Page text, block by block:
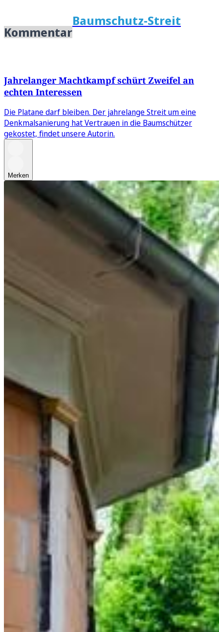
Kommentar
Baumschutz-Streit
Jahrelanger Machtkampf schürt Zweifel an
echten Interessen
Die Platane darf bleiben. Der jahrelange Streit um eine
Denkmalsanierung hat Vertrauen in die Baumschützer
gekostet, findet unsere Autorin.
Merken